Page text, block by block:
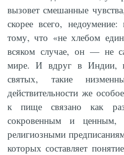
вызовет смешанные
скорее всего,
тому, что «не хлебом
всяком случае, он — не
мире. И вдруг в Индии,
святых, такие
действительности же
к пище связано как
сокровенным и
религиозными
которых составляет